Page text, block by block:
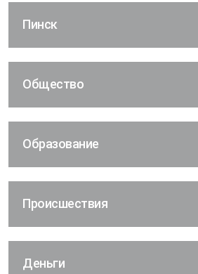
Пинск
Общество
Образование
Происшествия
Деньги